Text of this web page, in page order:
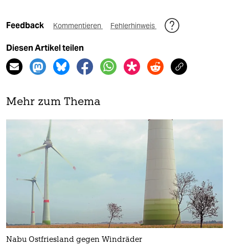
Feedback Kommentieren Fehlerhinweis
Diesen Artikel teilen
Mehr zum Thema
Nabu Ostfriesland gegen Windräder